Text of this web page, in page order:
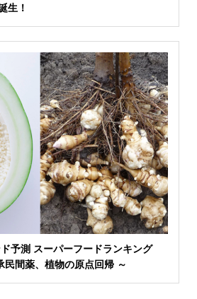
生！
予測 スーパーフードランキング
民間薬、植物の原点回帰 ～